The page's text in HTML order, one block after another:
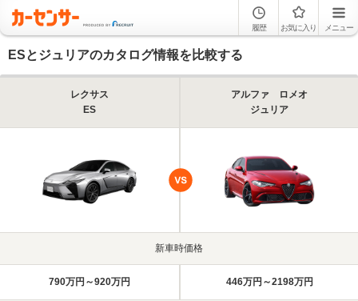
履歴 お気に入り メニュー
ESとジュリアのカタログ情報を比較する
レクサス
ES
アルファ ロメオ
ジュリア
新車時価格
790万円～920万円 446万円～2198万円